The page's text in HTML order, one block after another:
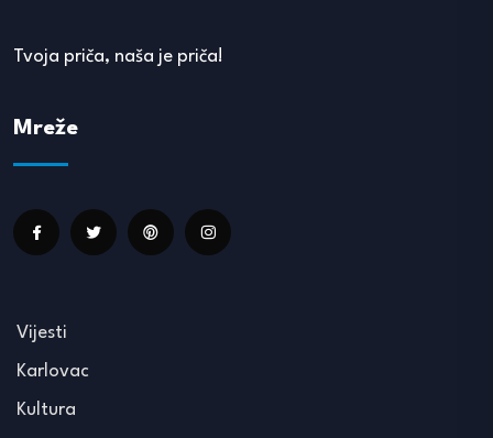
Tvoja priča, naša je priča!
Mreže
Vijesti
Karlovac
Kultura